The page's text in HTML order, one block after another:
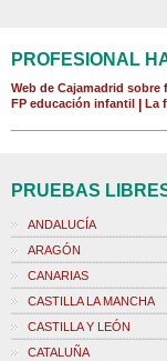
PROFESIONAL
Web de Cajamadrid sobre
FP educación infantil La
PRUEBAS
ANDALUCÍA
ARAGÓN
CANARIAS
CASTILLA LA MANCHA
CASTILLA Y LEÓN
CATALUÑA